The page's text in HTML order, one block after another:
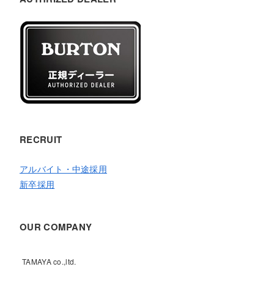
RECRUIT
アルバイト・中途採用
新卒採用
OUR COMPANY
TAMAYA co.,ltd.